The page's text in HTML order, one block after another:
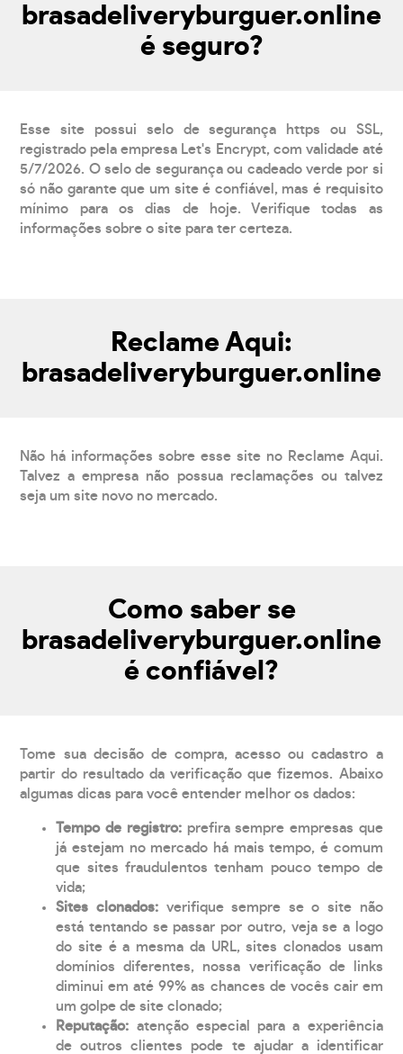
brasadeliveryburguer.online
é seguro?
Esse site possui selo de segurança https ou SSL,
registrado pela empresa Let's Encrypt, com validade até
5/7/2026. O selo de segurança ou cadeado verde por si
só não garante que um site é confiável, mas é requisito
mínimo para os dias de hoje. Verifique todas as
informações sobre o site para ter certeza.
Reclame Aqui:
brasadeliveryburguer.online
Não há informações sobre esse site no Reclame Aqui.
Talvez a empresa não possua reclamações ou talvez
seja um site novo no mercado.
Como saber se
brasadeliveryburguer.online
é confiável?
Tome sua decisão de compra, acesso ou cadastro a
partir do resultado da verificação que fizemos. Abaixo
algumas dicas para você entender melhor os dados:
Tempo de registro: prefira sempre empresas que
já estejam no mercado há mais tempo, é comum
que sites fraudulentos tenham pouco tempo de
vida;
Sites clonados: verifique sempre se o site não
está tentando se passar por outro, veja se a logo
do site é a mesma da URL, sites clonados usam
domínios diferentes, nossa verificação de links
diminui em até 99% as chances de vocês cair em
um golpe de site clonado;
Reputação: atenção especial para a experiência
de outros clientes pode te ajudar a identificar